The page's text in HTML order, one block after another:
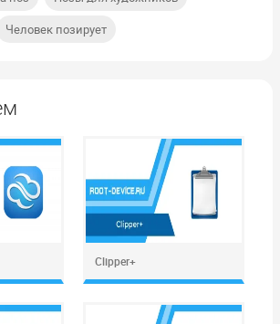
Человек позирует
Clipper+